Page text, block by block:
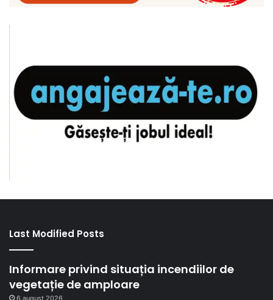
Last Modified Posts
Informare privind situația incendiilor de
vegetație de amploare
6 august 2026